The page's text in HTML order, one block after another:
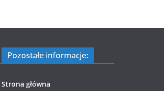
Pozostałe informacje:
Strona główna